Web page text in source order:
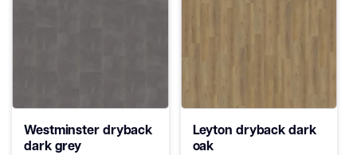
Westminster dryback
dark grey
Leyton dryback dark
oak